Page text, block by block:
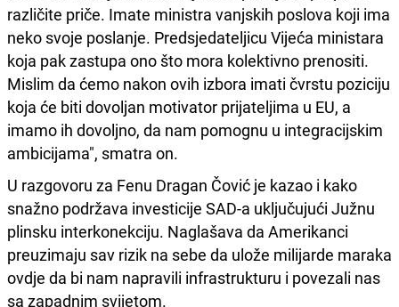
različite priče. Imate ministra vanjskih poslova koji ima
neko svoje poslanje. Predsjedateljicu Vijeća ministara
koja pak zastupa ono što mora kolektivno prenositi.
Mislim da ćemo nakon ovih izbora imati čvrstu poziciju
koja će biti dovoljan motivator prijateljima u EU, a
imamo ih dovoljno, da nam pomognu u integracijskim
ambicijama", smatra on.
U razgovoru za Fenu Dragan Čović je kazao i kako
snažno podržava investicije SAD-a uključujući Južnu
plinsku interkonekciju. Naglašava da Amerikanci
preuzimaju sav rizik na sebe da ulože milijarde maraka
ovdje da bi nam napravili infrastrukturu i povezali nas
sa zapadnim svijetom.